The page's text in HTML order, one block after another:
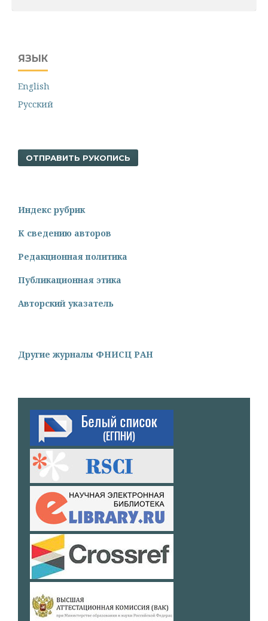
ЯЗЫК
English
Русский
ОТПРАВИТЬ РУКОПИСЬ
Индекс рубрик
К сведению авторов
Редакционная политика
Публикационная этика
Авторский указатель
Другие журналы ФНИСЦ РАН